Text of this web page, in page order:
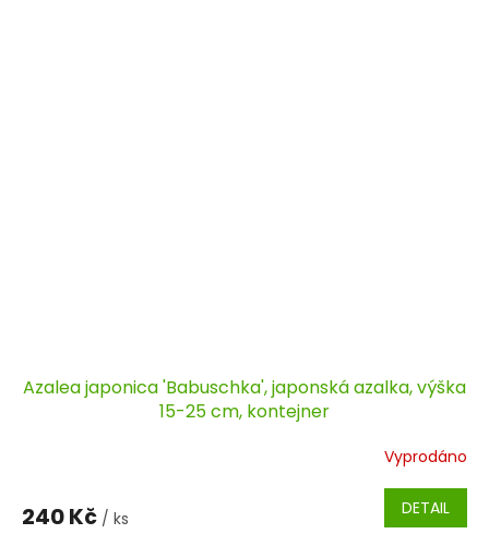
Azalea japonica 'Babuschka', japonská azalka, výška
15-25 cm, kontejner
Vyprodáno
240 Kč / ks DETAIL